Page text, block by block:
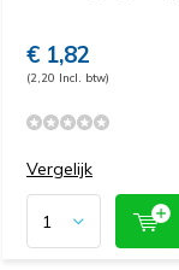
€ 1,82
(2,20 Incl. btw)
Vergelijk